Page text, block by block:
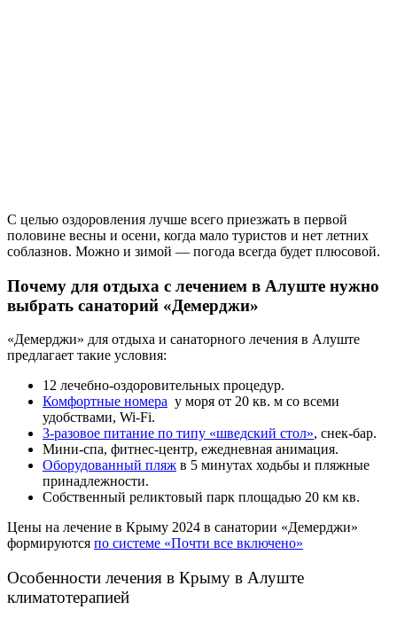
С целью оздоровления лучше всего приезжать в первой
половине весны и осени, когда мало туристов и нет летних
соблазнов. Можно и зимой — погода всегда будет плюсовой.
Почему для отдыха с лечением в Алуште нужно
выбрать санаторий «Демерджи»
«Демерджи» для отдыха и санаторного лечения в Алуште
предлагает такие условия:
12 лечебно-оздоровительных процедур.
Комфортные номера у моря от 20 кв. м со всеми
удобствами, Wi-Fi.
3-разовое питание по типу «шведский стол», снек-бар.
Мини-спа, фитнес-центр, ежедневная анимация.
Оборудованный пляж в 5 минутах ходьбы и пляжные
принадлежности.
Собственный реликтовый парк площадью 20 км кв.
Цены на лечение в Крыму 2024 в санатории «Демерджи»
формируются по системе «Почти все включено»
Особенности лечения в Крыму в Алуште
климатотерапией